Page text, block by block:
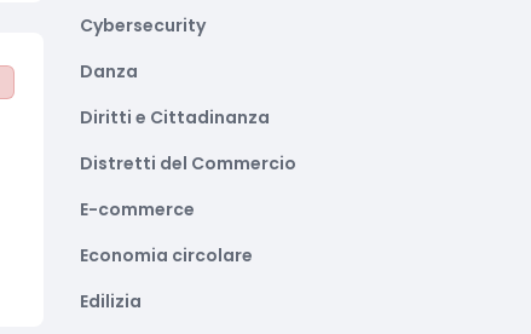
Cybersecurity
Danza
Diritti e Cittadinanza
Distretti del Commercio
E-commerce
Economia circolare
Edilizia